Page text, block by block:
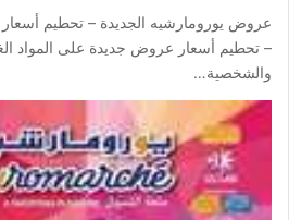
عروض يورومارشيه الجديدة – تحطيم
– تحطيم أسعار عروض جديدة على المواد
والشخصية…